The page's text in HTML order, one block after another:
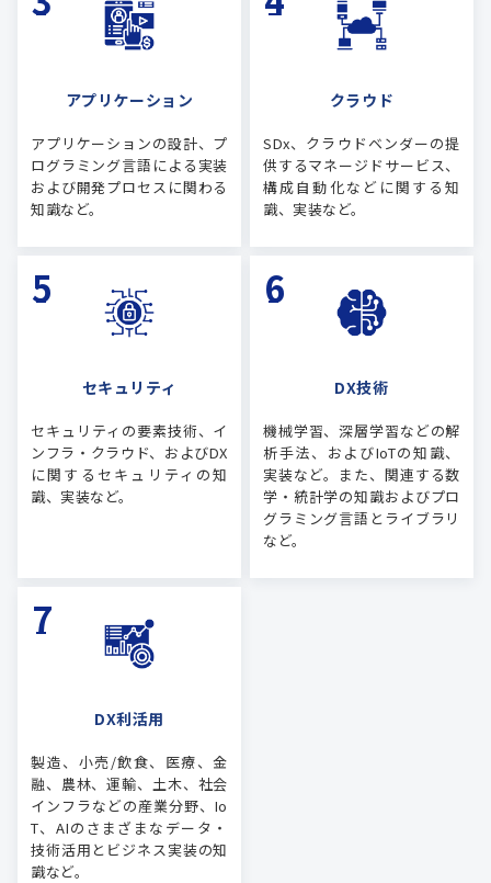
アプリケーション
アプリケーションの設計、プ
ログラミング言語による実装
および開発プロセスに関わる
知識など。
クラウド
SDx、クラウドベンダーの提
供するマネージドサービス、
構成自動化などに関する知
識、実装など。
セキュリティ
セキュリティの要素技術、イ
ンフラ・クラウド、およびDX
に関するセキュリティの知
識、実装など。
DX技術
機械学習、深層学習などの解
析手法、およびIoTの知識、
実装など。また、関連する数
学・統計学の知識およびプロ
グラミング言語とライブラリ
など。
DX利活用
製造、小売/飲食、医療、金
融、農林、運輸、土木、社会
インフラなどの産業分野、Io
T、AIのさまざまなデータ・
技術活用とビジネス実装の知
識など。